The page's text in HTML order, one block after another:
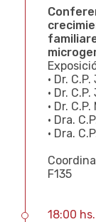
• Dr.
• Dr.
• Dr.
• Dra.
• Dra.
F135
18:00 hs.